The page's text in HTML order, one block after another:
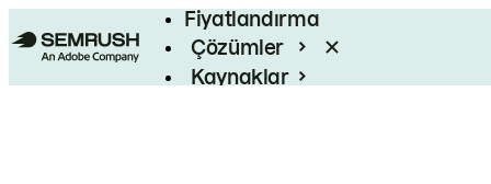
Fiyatlandırma
Çözümler
Kaynaklar